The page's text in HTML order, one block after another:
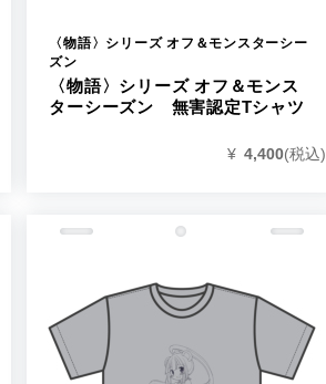
〈物語〉シリーズ オフ＆モンスターシー
ズン
〈物語〉シリーズ オフ＆モンス
ターシーズン 無害認定Tシャツ
¥ 4,400(税込)